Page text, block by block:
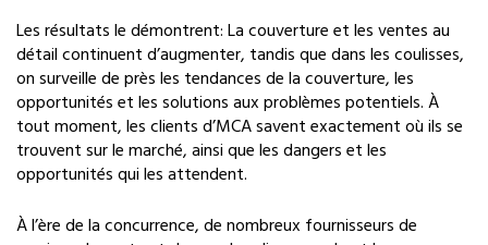
Les résultats le démontrent: La couverture et les ventes au
détail continuent d’augmenter, tandis que dans les coulisses,
on surveille de près les tendances de la couverture, les
opportunités et les solutions aux problèmes potentiels. À
tout moment, les clients d’MCA savent exactement où ils se
trouvent sur le marché, ainsi que les dangers et les
opportunités qui les attendent.
À l’ère de la concurrence, de nombreux fournisseurs de